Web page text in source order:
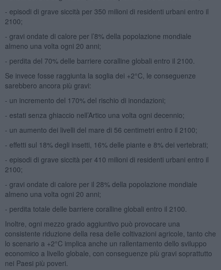
- episodi di grave siccità per 350 milioni di residenti urbani entro il
2100;
- gravi ondate di calore per l’8% della popolazione mondiale
almeno una volta ogni 20 anni;
- perdita del 70% delle barriere coralline globali entro il 2100.
Se invece fosse raggiunta la soglia dei +2°C, le conseguenze
sarebbero ancora più gravi:
- un incremento del 170% del rischio di inondazioni;
- estati senza ghiaccio nell’Artico una volta ogni decennio;
- un aumento dei livelli del mare di 56 centimetri entro il 2100;
- effetti sul 18% degli insetti, 16% delle piante e 8% dei vertebrati;
- episodi di grave siccità per 410 milioni di residenti urbani entro il
2100;
- gravi ondate di calore per il 28% della popolazione mondiale
almeno una volta ogni 20 anni;
- perdita totale delle barriere coralline globali entro il 2100.
Inoltre, ogni mezzo grado aggiuntivo può provocare una
consistente riduzione della resa delle coltivazioni agricole, tanto che
lo scenario a +2°C implica anche un rallentamento dello sviluppo
economico a livello globale, con conseguenze più gravi soprattutto
nei Paesi più poveri.